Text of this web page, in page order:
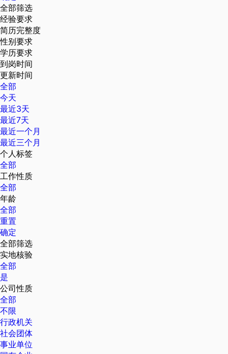
全部筛选
经验要求
简历完整度
性别要求
学历要求
到岗时间
更新时间
全部
今天
最近3天
最近7天
最近一个月
最近三个月
个人标签
全部
工作性质
全部
年龄
全部
重置
确定
全部筛选
实地核验
全部
是
公司性质
全部
不限
行政机关
社会团体
事业单位